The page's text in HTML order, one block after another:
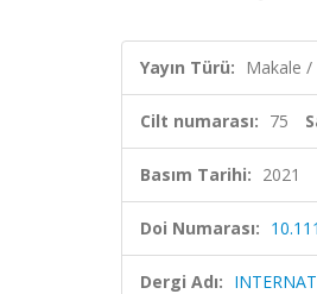
Yayın Türü: Makale
Cilt numarası: 75
Basım Tarihi: 2021
Doi Numarası:
Dergi Adı: